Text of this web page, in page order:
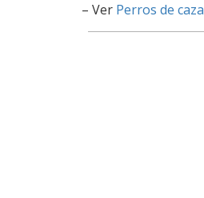
– Ver Perros de caza